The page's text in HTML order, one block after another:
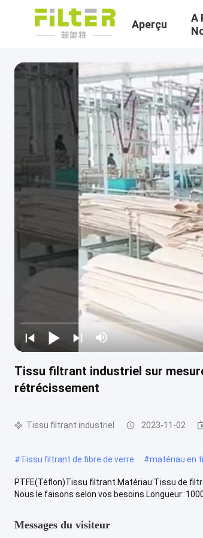
Aperçu
A
Tissu filtrant industriel sur
rétrécissement
Tissu filtrant industriel 2023-11-02
#Tissu filtrant de fibre de verre #matériau en
PTFE(Téflon)Tissu filtrant Matériau:Tissu de
Nous le faisons selon vos besoins.Longueur:
Messages du visiteur